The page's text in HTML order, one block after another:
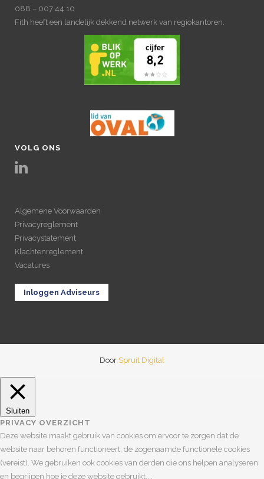
088 – 007 44 10
Fith heeft een landelijk dekkend netwerk van regiokantoren.
VOLG ONS
Algemene Voorwaarden
Privacyreglement
Privacystatement
Klachtenreglement
Vacatures
Inloggen Adviseurs
Door Spruit Digital
Sluiten
PRIVACY OVERZICHT
Deze website maakt gebruik van cookies om ervoor te zorgen dat de
website naar behoren functioneert, de zogenaamde functionele cookies
(vereist). We gebruiken ook cookies van derden die ons helpen analyseren
en begrijpen hoe je deze website gebruikt....